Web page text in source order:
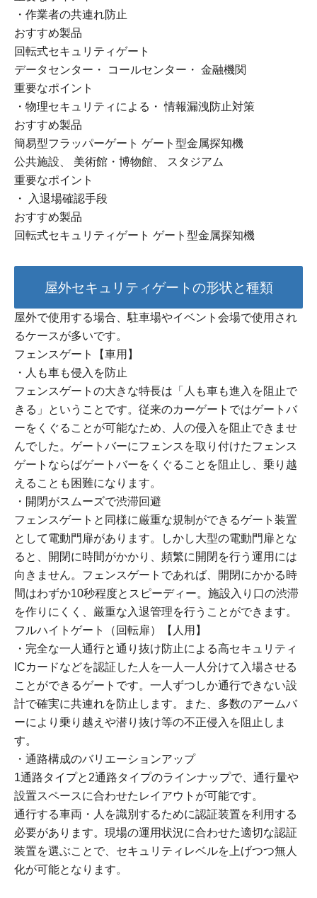
・作業者の共連れ防止
おすすめ製品
回転式セキュリティゲート
データセンター・ コールセンター・ 金融機関
重要なポイント
・物理セキュリティによる・ 情報漏洩防止対策
おすすめ製品
簡易型フラッパーゲート ゲート型金属探知機
公共施設、 美術館・博物館、 スタジアム
重要なポイント
・ 入退場確認手段
おすすめ製品
回転式セキュリティゲート ゲート型金属探知機
屋外セキュリティゲートの形状と種類
屋外で使用する場合、駐車場やイベント会場で使用され
るケースが多いです。
フェンスゲート【車用】
・人も車も侵入を防止
フェンスゲートの大きな特長は「人も車も進入を阻止で
きる」ということです。従来のカーゲートではゲートバ
ーをくぐることが可能なため、人の侵入を阻止できませ
んでした。ゲートバーにフェンスを取り付けたフェンス
ゲートならばゲートバーをくぐることを阻止し、乗り越
えることも困難になります。
・開閉がスムーズで渋滞回避
フェンスゲートと同様に厳重な規制ができるゲート装置
として電動門扉があります。しかし大型の電動門扉とな
ると、開閉に時間がかかり、頻繁に開閉を行う運用には
向きません。フェンスゲートであれば、開閉にかかる時
間はわずか10秒程度とスピーディー。施設入り口の渋滞
を作りにくく、厳重な入退管理を行うことができます。
フルハイトゲート（回転扉）【人用】
・完全な一人通行と通り抜け防止による高セキュリティ
ICカードなどを認証した人を一人一人分けて入場させる
ことができるゲートです。一人ずつしか通行できない設
計で確実に共連れを防止します。また、多数のアームバ
ーにより乗り越えや潜り抜け等の不正侵入を阻止しま
す。
・通路構成のバリエーションアップ
1通路タイプと2通路タイプのラインナップで、通行量や
設置スペースに合わせたレイアウトが可能です。
通行する車両・人を識別するために認証装置を利用する
必要があります。現場の運用状況に合わせた適切な認証
装置を選ぶことで、セキュリティレベルを上げつつ無人
化が可能となります。